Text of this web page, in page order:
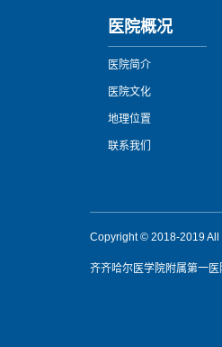
医院概况
医院简介
医院文化
地理位置
联系我们
Copyright © 2018-2019 All
齐齐哈尔医学院附属第一